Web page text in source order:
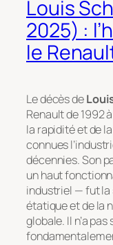
Louis
2025) :
le
Le décès de
Renault de 1992
la rapidité et de
connues
décennies. Son
un haut
industriel — fut la
étatique et de la
globale. Il n’a